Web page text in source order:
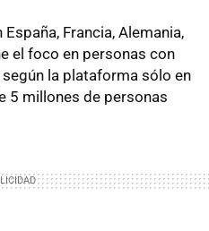
Francia, Alemania,
el foco en personas con
la plataforma sólo en
5 millones de personas